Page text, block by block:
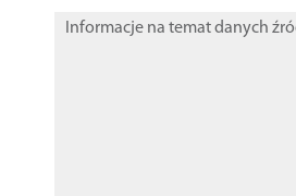
Informacje na temat danych